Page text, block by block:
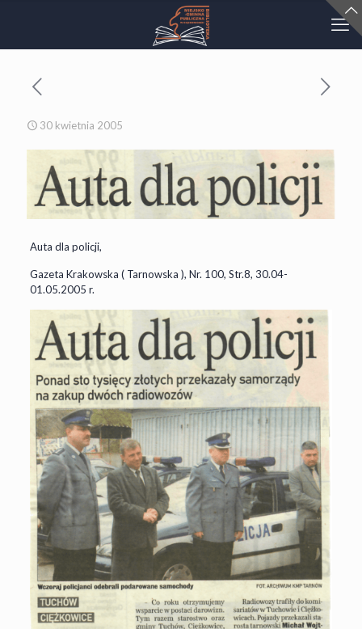
30 kwietnia 2005
Auta dla policji,
Gazeta Krakowska ( Tarnowska ), Nr. 100, Str.8, 30.04-
01.05.2005 r.